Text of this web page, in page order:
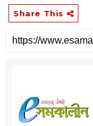
Share This